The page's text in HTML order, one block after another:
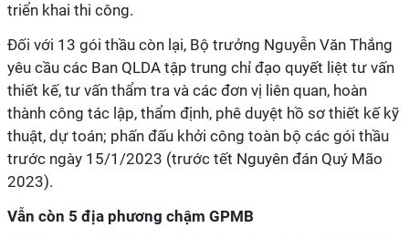
triển khai thi công.
Đối với 13 gói thầu còn lại, Bộ trưởng Nguyễn Văn Thắng
yêu cầu các Ban QLDA tập trung chỉ đạo quyết liệt tư vấn
thiết kế, tư vấn thẩm tra và các đơn vị liên quan, hoàn
thành công tác lập, thẩm định, phê duyệt hồ sơ thiết kế kỹ
thuật, dự toán; phấn đấu khởi công toàn bộ các gói thầu
trước ngày 15/1/2023 (trước tết Nguyên đán Quý Mão
2023).
Vẫn còn 5 địa phương chậm GPMB